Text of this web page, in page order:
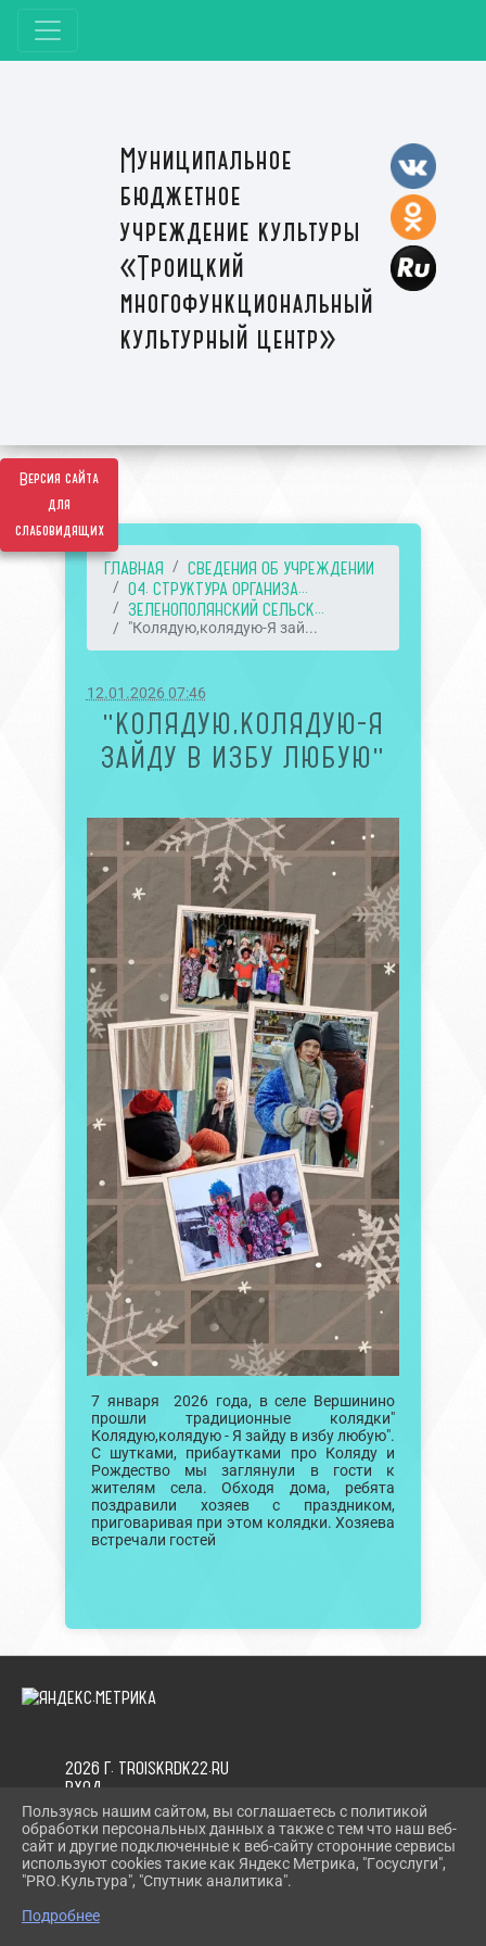
Версия сайта
для
слабовидящих
Муниципальное
бюджетное
учреждение культуры
«Троицкий
многофункциональный
культурный центр»
ГЛАВНАЯ
СВЕДЕНИЯ ОБ УЧРЕЖДЕНИИ
04. СТРУКТУРА ОРГАНИЗА...
ЗЕЛЕНОПОЛЯНСКИЙ СЕЛЬСК...
"Колядую,колядую-Я зай...
12.01.2026 07:46
"КОЛЯДУЮ,КОЛЯДУЮ-Я
ЗАЙДУ В ИЗБУ ЛЮБУЮ"
7 января 2026 года, в селе Вершинино
прошли традиционные колядки"
Колядую,колядую - Я зайду в избу любую".
С шутками, прибаутками про Коляду и
Рождество мы заглянули в гости к
жителям села. Обходя дома, ребята
поздравили хозяев с праздником,
приговаривая при этом колядки. Хозяева
встречали гостей
2026 Г. TROISKRDK22.RU
ВХОД
КАРТА САЙТА
ПОЛИТИКА ОБРАБОТКИ ПЕРСОНАЛЬНЫХ ДАННЫХ
СДЕЛАНО НА KUBCMS
РАЗРАБОТКА И ПОДДЕРЖКА
Пользуясь нашим сайтом, вы соглашаетесь с политикой
обработки персональных данных а также с тем что наш веб-
сайт и другие подключенные к веб-сайту сторонние сервисы
используют cookies такие как Яндекс Метрика, "Госуслуги",
"PRO.Культура", "Спутник аналитика".
Подробнее